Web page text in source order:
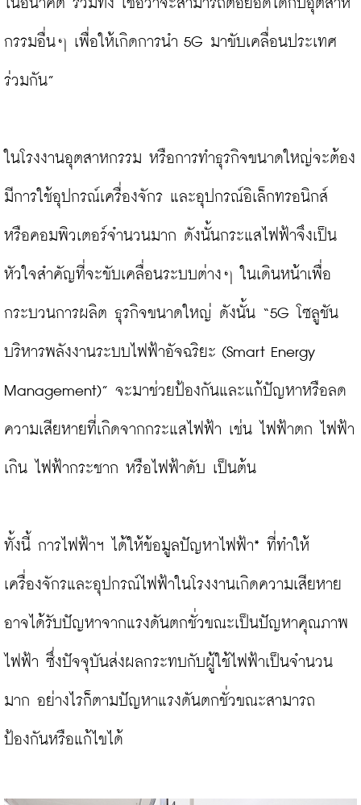
ในอนาคต รวมทั้ง เชื่อว่าจะสามารถต่อยอดได้กับอุตสาห
กรรมอื่นๆ เพื่อให้เกิดการนำ 5G มาขับเคลื่อนประเทศ
ร่วมกัน”
ในโรงงานอุตสาหกรรม หรือการทำธุรกิจขนาดใหญ่จะต้อง
มีการใช้อุปกรณ์เครื่องจักร และอุปกรณ์อิเล็กทรอนิกส์
หรือคอมพิวเตอร์จำนวนมาก ดังนั้นกระแสไฟฟ้าจึงเป็น
หัวใจสำคัญที่จะขับเคลื่อนระบบต่างๆ ในเดินหน้าเพื่อ
กระบวนการผลิต ธุรกิจขนาดใหญ่ ดังนั้น “5G โซลูชัน
บริหารพลังงานระบบไฟฟ้าอัจฉริยะ (Smart Energy
Management)” จะมาช่วยป้องกันและแก้ปัญหาหรือลด
ความเสียหายที่เกิดจากกระแสไฟฟ้า เช่น ไฟฟ้าตก ไฟฟ้า
เกิน ไฟฟ้ากระชาก หรือไฟฟ้าดับ เป็นต้น
ทั้งนี้ การไฟฟ้าฯ ได้ให้ข้อมูลปัญหาไฟฟ้า* ที่ทำให้
เครื่องจักรและอุปกรณ์ไฟฟ้าในโรงงานเกิดความเสียหาย
อาจได้รับปัญหาจากแรงดันตกชั่วขณะเป็นปัญหาคุณภาพ
ไฟฟ้า ซึ่งปัจจุบันส่งผลกระทบกับผู้ใช้ไฟฟ้าเป็นจำนวน
มาก อย่างไรก็ตามปัญหาแรงดันตกชั่วขณะสามารถ
ป้องกันหรือแก้ไขได้